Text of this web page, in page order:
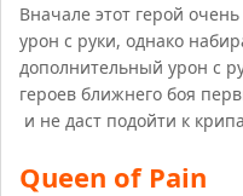
Вначале этот герой
урон с руки, однако
дополнительный урон с
героев ближнего боя
и не даст подойти к
Queen of Pain